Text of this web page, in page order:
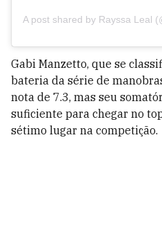
A post shared by Rayssa Leal
Gabi Manzetto, que se
bateria da série de
nota de 7.3, mas seu
suficiente para chegar no
sétimo lugar na competição.